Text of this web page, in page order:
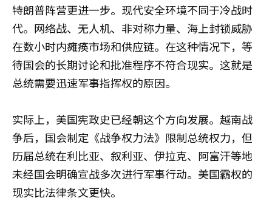
特朗普阵营更进一步。现代安全环境不同于冷战时
代。网络战、无人机、非对称力量、海上封锁威胁
在数小时内瘫痪市场和供应链。在这种情况下，等
待国会的长期讨论和批准程序不符合现实。这就是
总统需要迅速军事指挥权的原因。
实际上，美国宪政史已经朝这个方向发展。越南战
争后，国会制定《战争权力法》限制总统权力，但
历届总统在利比亚、叙利亚、伊拉克、阿富汗等地
未经国会明确宣战多次进行军事行动。美国霸权的
现实比法律条文更快。